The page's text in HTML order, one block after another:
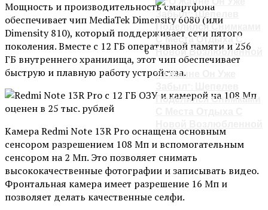
“О Жанне Он Уже
Поделился Снимками
Мощность и производительность смартфона
обеспечивает чип MediaTek Dimensity 6080 (или
Dimensity 810), который поддерживает сети пятого
поколения. Вместе с 12 ГБ оперативной памяти и 256
ГБ внутреннего хранилища, этот чип обеспечивает
быструю и плавную работу устройства.
Камера Redmi Note 13R Pro оснащена основным
сенсором разрешением 108 Мп и вспомогательным
сенсором на 2 Мп. Это позволяет снимать
высококачественные фотографии и записывать видео.
Фронтальная камера имеет разрешение 16 Мп и
позволяет делать качественные селфи.